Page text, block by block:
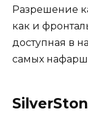
Разрешение
как и
доступная в
самых